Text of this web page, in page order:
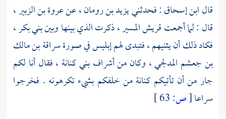
قالابن إسحاق: فحدثنييزيد بن رومان، عنعروة بن الزبير ،
قال : لما أجمعتقريشالمسير ، ذكرت الذي بينها وبينبني بكر،
فكاد ذلك أن يثنيهم ، فتبدى لهم إبليس في صورةسراقة بن مالك
بن جعشم المدلجي، وكان من أشرافبني كنانة ، فقال أنا لكم
جار من أن تأتيكم كنانةمن خلفكم بشيء تكرهونه . فخرجوا
سراعا[ص: